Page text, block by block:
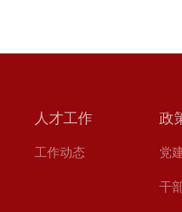
人才工作
工作动态
政
党
干